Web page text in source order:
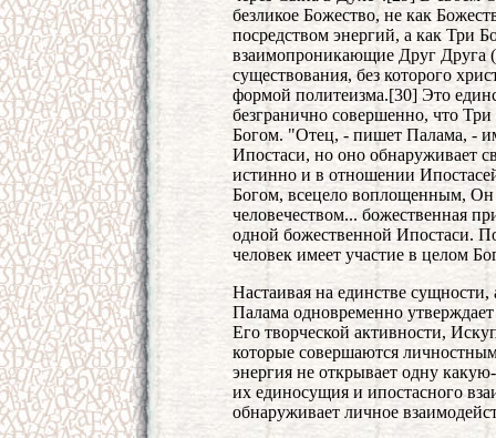
безликое Божество, не как
посредством энергий, а как Три
взаимопроникающие Друг Друга
существования, без которого
формой политеизма.[30] Это
безгранично совершенно, что
Богом. "Отец, - пишет Палама, -
Ипостаси, но оно обнаруживает
истинно и в отношении
Богом, всецело воплощенным, Он
человечеством... божественная
одной божественной Ипостаси.
человек имеет участие в целом
Настаивая на единстве
Палама одновременно
Его творческой активности,
которые совершаются
энергия не открывает одну
их единосущия и ипостасного
обнаруживает личное